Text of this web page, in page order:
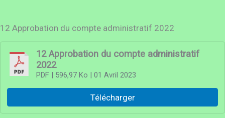
12 Approbation du compte administratif 2022
12 Approbation du compte administratif
2022
PDF| 596,97 Ko | 01 Avril 2023
Télécharger